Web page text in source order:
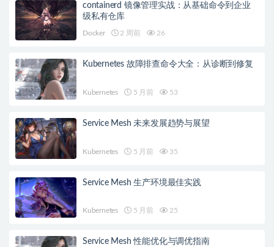
containerd 镜像管理实战：从基础命令到企业
级私有仓库
Docker 2 周前 26
Kubernetes 故障排查命令大全：从诊断到修复
Kubernetes 5 月前 53
Service Mesh 未来发展趋势与展望
Kubernetes 5 月前 35
Service Mesh 生产环境最佳实践
Kubernetes 5 月前 25
Service Mesh 性能优化与调优指南